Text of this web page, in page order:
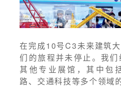
在完成10号C3未来建筑
们的旅程并未停止。我
其他专业展馆，其中包
路、交通科技等多个领域